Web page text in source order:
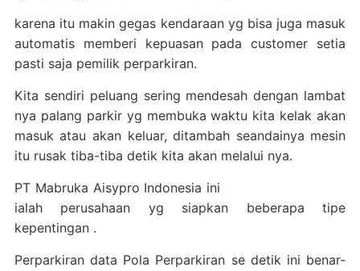
karena itu makin gegas kendaraan yg bisa juga masuk
automatis memberi kepuasan pada customer setia
pasti saja pemilik perparkiran.
Kita sendiri peluang sering mendesah dengan lambat
nya palang parkir yg membuka waktu kita kelak akan
masuk atau akan keluar, ditambah seandainya mesin
itu rusak tiba-tiba detik kita akan melalui nya.
PT Mabruka Aisypro Indonesia ini
ialah perusahaan yg siapkan beberapa tipe
kepentingan .
Perparkiran data Pola Perparkiran se detik ini benar-